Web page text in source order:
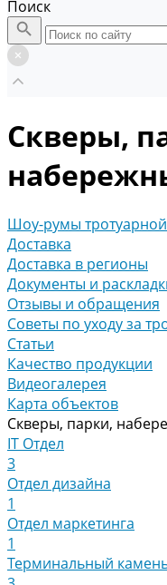
Поиск
Скверы,
Шоу-румы
Доставка
Доставка в регионы
Документы и
Отзывы и обращения
Советы по уходу за
Статьи
Качество продукции
Видеогалерея
Карта объектов
Скверы, парки,
IT Отдел
3
Отдел дизайна
1
Отдел маркетинга
1
Терминальный